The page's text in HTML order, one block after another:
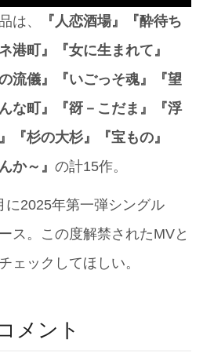
は、
『人恋酒場』『酔待ち
港町』『女に生まれて』
流儀』『いごっそ魂』『望
な町』『谺－こだま』『浮
『杉の大杉』『宝もの』
か～』の計15作。
に2025年第一弾シングル
ス。この度解禁されたMVと
ェックしてほしい。
メント